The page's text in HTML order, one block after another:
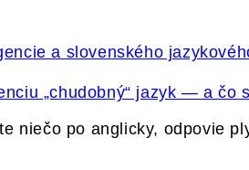
„chudobný“ jazyk — a čo
niečo po anglicky, odpovie